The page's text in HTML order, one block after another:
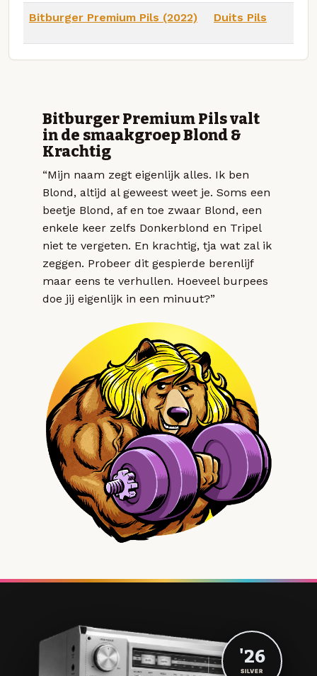
Bitburger Premium Pils (2022) Duits Pils
Bitburger Premium Pils valt
in de smaakgroep Blond &
Krachtig
“Mijn naam zegt eigenlijk alles. Ik ben
Blond, altijd al geweest weet je. Soms een
beetje Blond, af en toe zwaar Blond, een
enkele keer zelfs Donkerblond en Tripel
niet te vergeten. En krachtig, tja wat zal ik
zeggen. Probeer dit gespierde berenlijf
maar eens te verhullen. Hoeveel burpees
doe jij eigenlijk in een minuut?”
'26
SILVER